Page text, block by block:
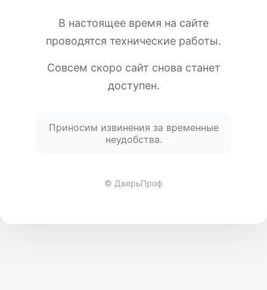
В настоящее время на сайте
проводятся технические работы.
Совсем скоро сайт снова станет
доступен.
Приносим извинения за временные
неудобства.
© ДверьПроф